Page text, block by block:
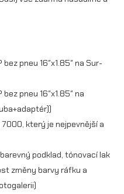
pneu 16″x1.85″ na Sur-
pneu 16″x1.85″ na
který je nejpevnější a
podklad, tónovací lak
změny barvy ráfku a